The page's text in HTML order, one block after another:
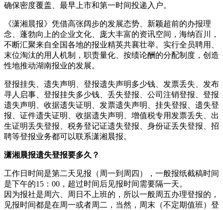
确保密度覆盖、最早上市和第一时间投递入户。
《潇湘晨报》凭借高张阔步的发展态势、新颖超前的办报理
念、蓬勃向上的企业文化、庞大丰富的资讯空间，海纳百川，
不断汇聚来自全国各地的报业精英共襄壮举。实行全员聘用、
末位淘汰的用人机制，职责量化、按绩论酬的分配制度，创造
性地推动湖南报业的发展。
登报挂失、遗失声明、登报遗失声明多少钱、发票丢失、发布
寻人启事、登报挂失多少钱、丢失登报、公司注销登报、登报
遗失声明、收据遗失证明、发票遗失声明、挂失登报、遗失登
报、证件遗失证明、收据遗失声明、增值税专用发票丢失、出
生证明丢失登报、税务登记证遗失登报、身份证丢失登报、招
聘等登报业务都可以联系潇湘晨报。
潇湘晨报遗失登报要多久？
工作日时间是第二天见报（周一到周四），一般报纸截稿时间
是下午的15：00，超过时间后见报时间需要隔一天。
因为报社是周六、周日不上班的，所以一般周五办理登报的，
见报时间都是在周一或者周二，当然，周末（不定期值班）登